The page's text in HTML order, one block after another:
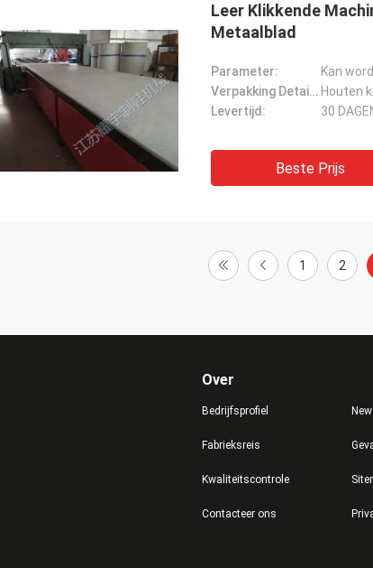
Leer Klikkende
Metaalblad
Parameter:
Kan
Verpakking Details: Houten
Levertijd:
30
Beste Prijs
1 2
Over
Bedrijfsprofiel
Fabrieksreis
Kwaliteitscontrole
Contacteer ons